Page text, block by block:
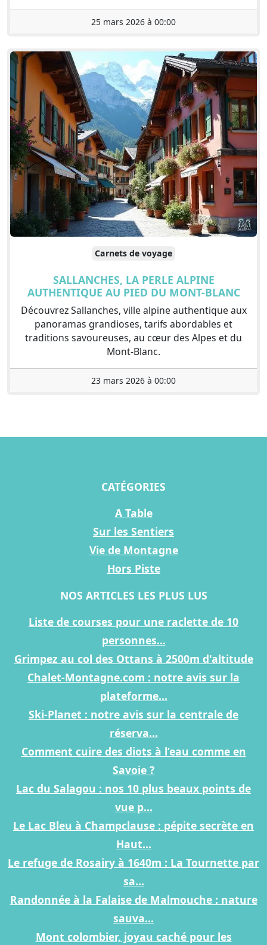
25 mars 2026 à 00:00
Carnets de voyage
SALLANCHES, LA PERLE ALPINE
AUTHENTIQUE AU PIED DU MONT-BLANC
Découvrez Sallanches, ville alpine authentique aux
panoramas grandioses, tarifs abordables et
traditions savoureuses, au cœur des Alpes et du
Mont-Blanc.
23 mars 2026 à 00:00
CATÉGORIES
A Table
Sur les Sentiers
Vie de Montagne
Hors Piste
NOS ARTICLES LES PLUS LUS
Liste de courses pour une raclette de 10
personnes...
Grimpez au col des Ottans à 2500m d'altitude
Chalet-Montagne.com : notre avis sur la
plateforme...
Ski-Planet : notre avis sur la centrale de
réserva...
Comment cuire des diots à l’eau comme en
Savoie ?
Lac du Salagou : nos 10 plus beaux points de
vue p...
Le Lac Bleu à Champclause : pépite secrète en
Haut...
Le refuge de Rosairy à 1640m : La Tournette par
sa...
Randonnée à la Falaise de Malmouche : nature
sauva...
Mont colombier, joyau caché pour les